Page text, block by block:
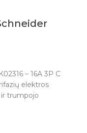
– 16A 3P C
elektros
trumpojo